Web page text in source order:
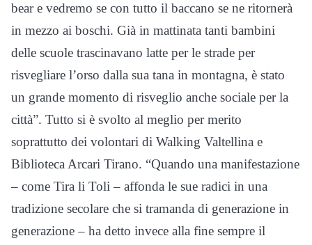
bear e vedremo se con tutto il baccano se ne ritornerà
in mezzo ai boschi. Già in mattinata tanti bambini
delle scuole trascinavano latte per le strade per
risvegliare l’orso dalla sua tana in montagna, è stato
un grande momento di risveglio anche sociale per la
città”. Tutto si è svolto al meglio per merito
soprattutto dei volontari di Walking Valtellina e
Biblioteca Arcari Tirano. “Quando una manifestazione
– come Tira li Toli – affonda le sue radici in una
tradizione secolare che si tramanda di generazione in
generazione – ha detto invece alla fine sempre il